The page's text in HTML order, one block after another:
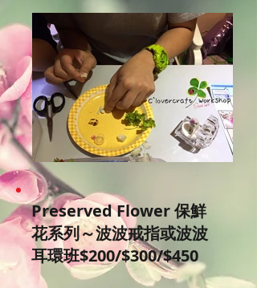
Preserved Flower 保鮮
花系列～波波戒指或波波
耳環班$200/$300/$450